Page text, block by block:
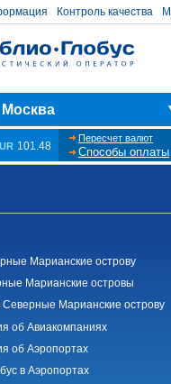
Контроль качества
Москва
101.48
Пересчет валют
Способы оплаты
Марианские острову
Марианские островы
Марианские острову
об Авиакомпаниях
об Аэропортах
в Аэропортах